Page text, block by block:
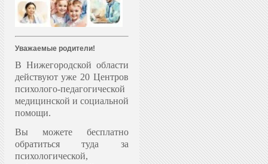
Уважаемые родители!
В Нижегородской области
действуют уже 20 Центров
психолого-педагогической
медицинской и социальной
помощи.
Вы можете бесплатно
обратиться туда за
психологической,